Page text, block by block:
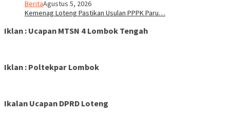
BeritaAgustus 5, 2026
Kemenag Loteng Pastikan Usulan PPPK Paru…
Iklan : Ucapan MTSN 4 Lombok Tengah
Iklan : Poltekpar Lombok
Ikalan Ucapan DPRD Loteng